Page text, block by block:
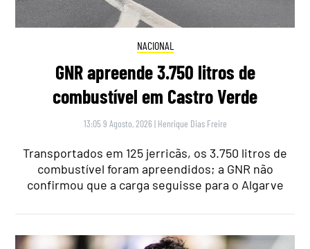
NACIONAL
GNR apreende 3.750 litros de
combustível em Castro Verde
13:05 9 Agosto, 2026 | Henrique Dias Freire
Transportados em 125 jerricãs, os 3.750 litros de
combustível foram apreendidos; a GNR não
confirmou que a carga seguisse para o Algarve